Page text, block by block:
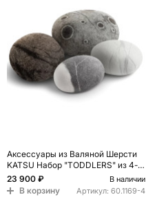
Аксессуары из Валяной Шерсти
KATSU Набор "TODDLERS" из 4-х
камней
23 900 ₽ В наличии
В корзину Артикул: 60.1169-4